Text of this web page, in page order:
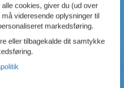
cookies, giver du (ud over
videresende oplysninger til
markedsføring.
eller tilbagekalde dit samtykke